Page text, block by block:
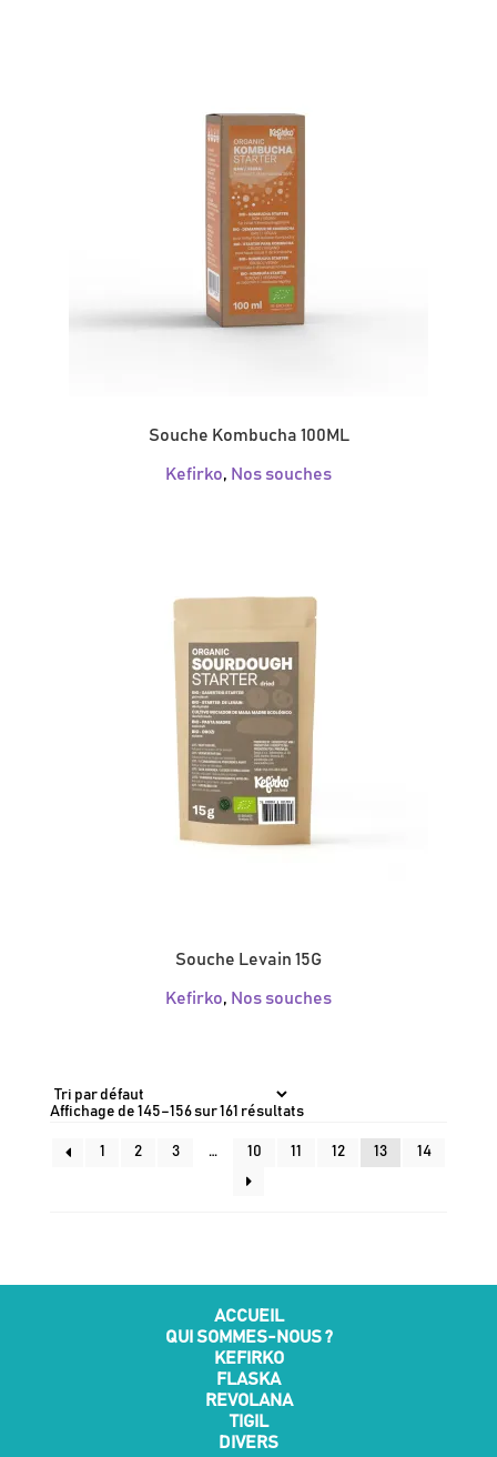
Souche Kombucha 100ML
Kefirko, Nos souches
Souche Levain 15G
Kefirko, Nos souches
Affichage de 145–156 sur 161 résultats
1 2 3 … 10 11 12 13 14
ACCUEIL
QUI SOMMES-NOUS ?
KEFIRKO
FLASKA
REVOLANA
TIGIL
DIVERS